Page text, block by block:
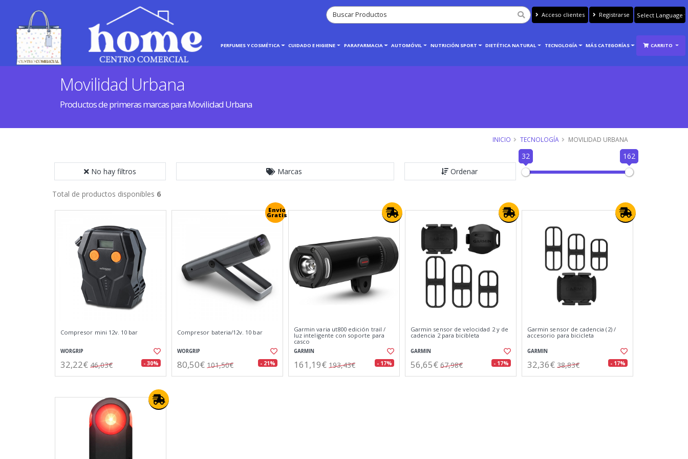
Acceso clientes Registrarse
INICIO HOGAR PERFUMES Y COSMÉTICA CUIDADO E HIGIENE PARAFARMACIA AUTOMÓVIL NUTRICIÓN SPORT DIETÉTICA NATURAL TECNOLOGÍA MÁS CATEGORÍAS CARRITO
Movilidad Urbana
Productos de primeras marcas para Movilidad Urbana
INICIO TECNOLOGÍA MOVILIDAD URBANA
No hay filtros Marcas Ordenar
32 162
Total de productos disponibles 6
Compresor mini 12v. 10 bar
WORGRIP
32,22€ 46,03€ - 30%
Envío
Gratis
Compresor bateria/12v. 10 bar
WORGRIP
80,50€ 101,50€ - 21%
Garmin varia ut800 edición trail /
luz inteligente con soporte para
casco
GARMIN
161,19€ 193,43€ - 17%
Garmin sensor de velocidad 2 y de
cadencia 2 para bicibleta
GARMIN
56,65€ 67,98€ - 17%
Garmin sensor de cadencia (2) /
accesorio para bicicleta
GARMIN
32,36€ 38,83€ - 17%